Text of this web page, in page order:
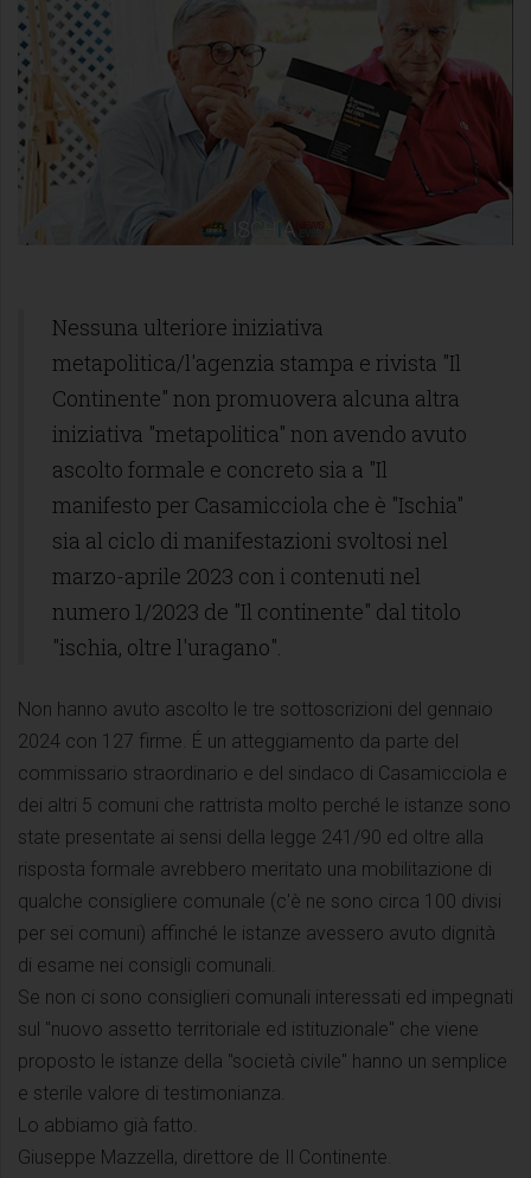
Nessuna ulteriore iniziativa
metapolitica/l'agenzia stampa e rivista "Il
Continente" non promuovera alcuna altra
iniziativa "metapolitica" non avendo avuto
ascolto formale e concreto sia a "Il
manifesto per Casamicciola che è "Ischia"
sia al ciclo di manifestazioni svoltosi nel
marzo-aprile 2023 con i contenuti nel
numero 1/2023 de "Il continente" dal titolo
"ischia, oltre l'uragano".
Non hanno avuto ascolto le tre sottoscrizioni del gennaio
2024 con 127 firme. É un atteggiamento da parte del
commissario straordinario e del sindaco di Casamicciola e
dei altri 5 comuni che rattrista molto perché le istanze sono
state presentate ai sensi della legge 241/90 ed oltre alla
risposta formale avrebbero meritato una mobilitazione di
qualche consigliere comunale (c'è ne sono circa 100 divisi
per sei comuni) affinché le istanze avessero avuto dignità
di esame nei consigli comunali.
Se non ci sono consiglieri comunali interessati ed impegnati
sul "nuovo assetto territoriale ed istituzionale" che viene
proposto le istanze della "società civile" hanno un semplice
e sterile valore di testimonianza.
Lo abbiamo già fatto.
Giuseppe Mazzella, direttore de Il Continente.